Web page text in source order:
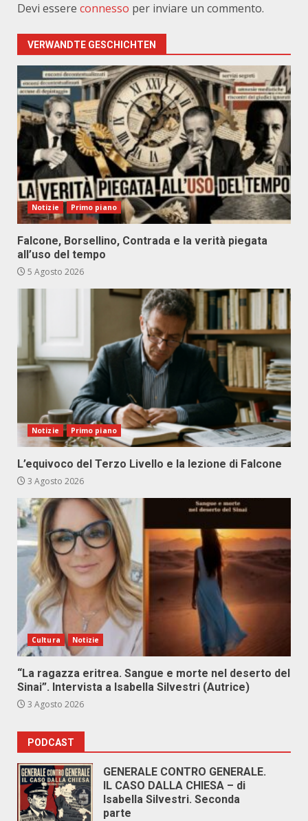
Devi essere connesso per inviare un commento.
VERWANDTE GESCHICHTEN
Notizie Primo piano
Falcone, Borsellino, Contrada e la verità piegata
all’uso del tempo
5 Agosto 2026
Notizie Primo piano
L’equivoco del Terzo Livello e la lezione di Falcone
3 Agosto 2026
Cultura Notizie
“La ragazza eritrea. Sangue e morte nel deserto del
Sinai”. Intervista a Isabella Silvestri (Autrice)
3 Agosto 2026
PODCAST
GENERALE CONTRO GENERALE.
IL CASO DALLA CHIESA – di
Isabella Silvestri. Seconda
parte